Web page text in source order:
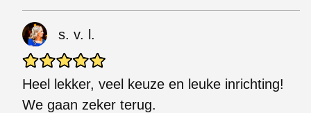
s. v. l.
Heel lekker, veel keuze en leuke inrichting!
We gaan zeker terug.